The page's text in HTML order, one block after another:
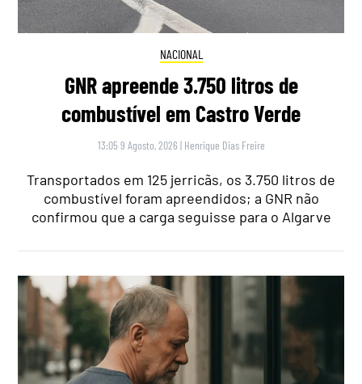
NACIONAL
GNR apreende 3.750 litros de
combustível em Castro Verde
13:05 9 Agosto, 2026 | Henrique Dias Freire
Transportados em 125 jerricãs, os 3.750 litros de
combustível foram apreendidos; a GNR não
confirmou que a carga seguisse para o Algarve